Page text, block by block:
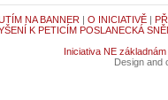
NA BANNER | O INICIATIVĚ|
K PETICÍM POSLANECKÁ
Iniciativa NE základnám
Design and